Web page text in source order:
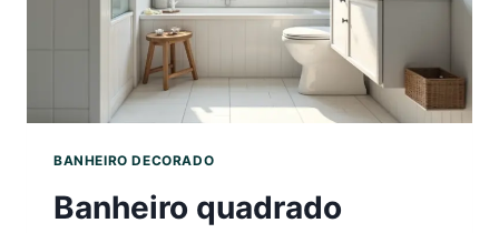
BANHEIRO DECORADO
Banheiro quadrado